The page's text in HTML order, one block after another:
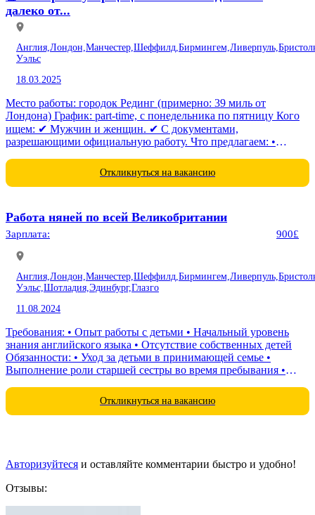
далеко от...
Англия, Лондон, Манчестер, Шеффилд, Бирмингем, Ливерпуль,
Уэльс
18.03.2025
Место работы: городок Рединг (примерно: 39 миль от
Лондона) График: part-time, с понедельника по пятницу Кого
ищем: ✔ Мужчин и женщин. ✔ С документами,
разрешающими официальную работу. Что предлагаем: •
Детали по...
Откликнуться на вакансию
Работа няней по всей Великобритании
Зарплата: 900£
Англия, Лондон, Манчестер, Шеффилд, Бирмингем, Ливерпуль,
Уэльс, Шотладия, Эдинбург,Глазго
11.08.2024
Требования: • Опыт работы с детьми • Начальный уровень
знания английского языка • Отсутствие собственных детей
Обязанности: • Уход за детьми в принимающей семье •
Выполнение роли старшей сестры во время пребывания •
Откликнуться на вакансию
Авторизуйтеся и оставляйте комментарии быстро и удобно!
Отзывы: